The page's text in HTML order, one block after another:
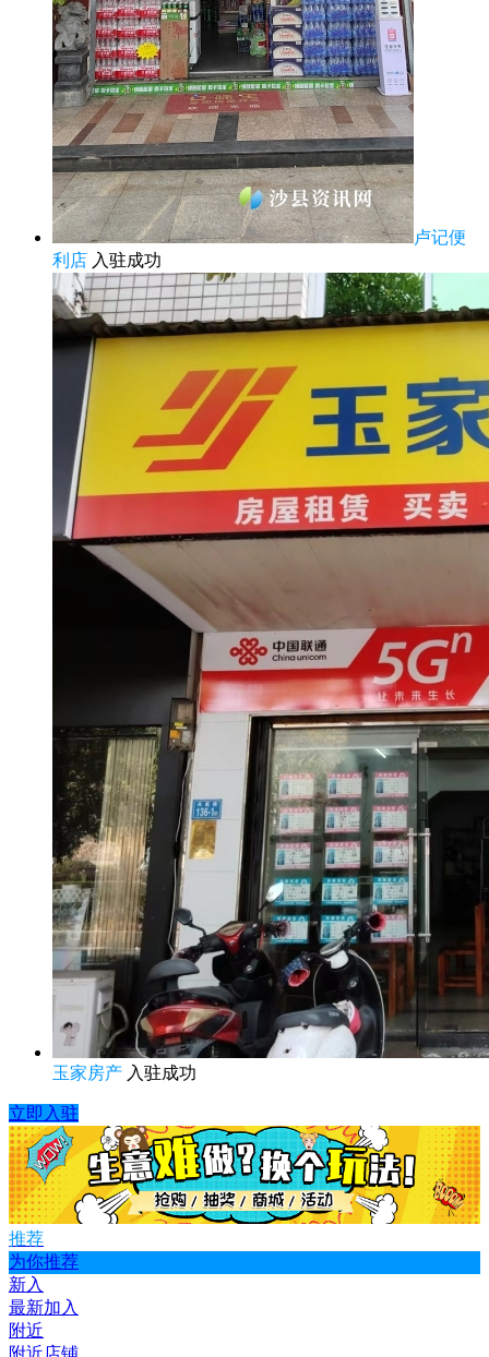
卢记便
利店 入驻成功
玉家房产 入驻成功
立即入驻
推荐
为你推荐
新入
最新加入
附近
附近店铺